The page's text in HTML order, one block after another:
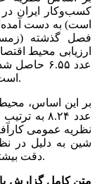
است) به دست
است که در فصل گذشته عدد ۵.۹۷ ارزیابی شده بود.
عدد ۸.۲۴
نظریه عمومی
شین به دلیل در
دقت بیشتری نسبت به شاخص کل کشور برخوردار است.